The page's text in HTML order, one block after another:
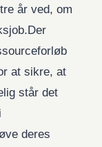
år ved, om
at sikre, at
står det
deres